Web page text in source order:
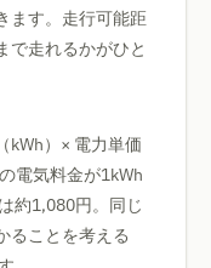
ます。走行可能距
で走れるかがひと
kWh）× 電力単価
電気料金が1kWh
約1,080円。同じ
ることを考える